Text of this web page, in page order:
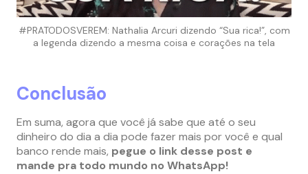
#PRATODOSVEREM: Nathalia Arcuri dizendo “Sua rica!”, com
a legenda dizendo a mesma coisa e corações na tela
Conclusão
Em suma, agora que você já sabe que até o seu
dinheiro do dia a dia pode fazer mais por você e qual
banco rende mais, pegue o link desse post e
mande pra todo mundo no WhatsApp!